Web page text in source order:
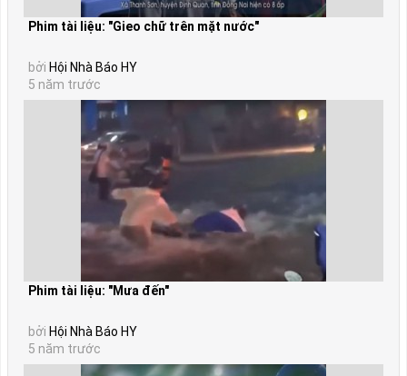
Phim tài liệu: "Gieo chữ trên mặt nước"
bởi Hội Nhà Báo HY
5 năm trước
Phim tài liệu: "Mưa đến"
bởi Hội Nhà Báo HY
5 năm trước